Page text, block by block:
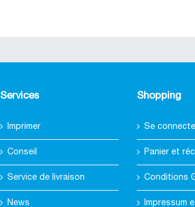
Services
Imprimer
Conseil
Service de livraison
News
Shopping
Se
Panier et
Conditions
Impressum